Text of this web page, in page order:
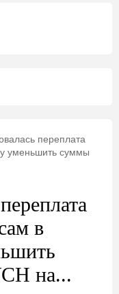
переплата
уменьшить суммы
в
на...